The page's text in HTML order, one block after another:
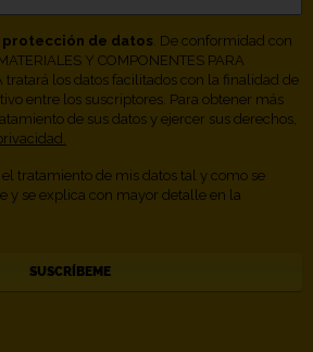
protección de datos . De conformidad con
Y COMPONENTES PARA
tratará los datos facilitados con la finalidad de
entre los suscriptores. Para obtener más
de sus datos y ejercer sus derechos,
el tratamiento de mis datos tal y como se
y se explica con mayor detalle en la